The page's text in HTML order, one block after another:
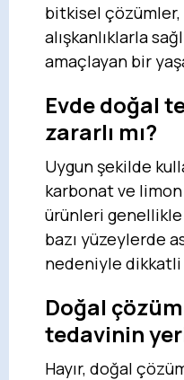
bitkisel
alışkanlıklarla
amaçlayan bir
Evde doğal
zararlı mı?
Uygun şekilde
karbonat ve
ürünleri
bazı yüzeylerde
nedeniyle dikkatli
Doğal
tedavinin
Hayır, doğal